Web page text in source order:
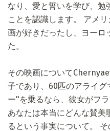
なり、愛と誓いを学び、勉
ことを認識します。 アメ
画が好きだったし、ヨーロ
た。
その映画について
子であり、60匹のアライ
ー"を乗るなら、彼女がフ
あなたは本当にどんな賛美
るという事実について。